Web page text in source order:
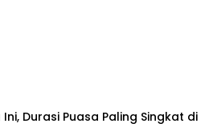
Ini, Durasi Puasa Paling Singkat di